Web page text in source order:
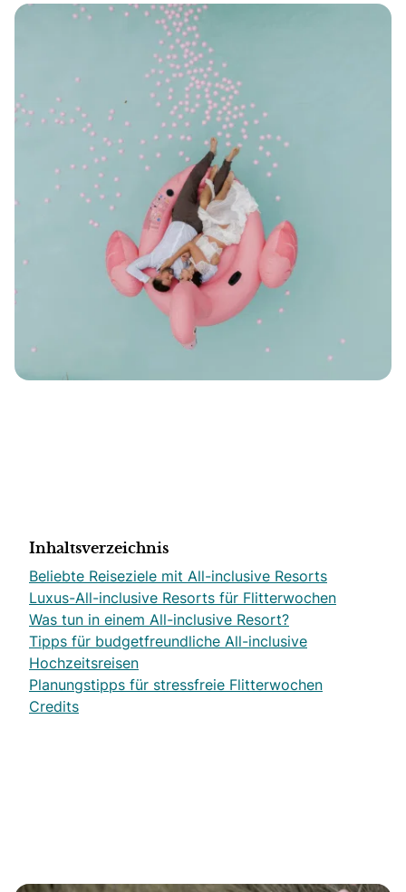
Inhaltsverzeichnis
Beliebte Reiseziele mit All-inclusive Resorts
Luxus-All-inclusive Resorts für Flitterwochen
Was tun in einem All-inclusive Resort?
Tipps für budgetfreundliche All-inclusive
Hochzeitsreisen
Planungstipps für stressfreie Flitterwochen
Credits